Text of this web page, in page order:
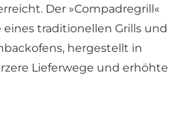
Der »Compadregrill«
traditionellen Grills und
hergestellt in
Lieferwege und erhöhte